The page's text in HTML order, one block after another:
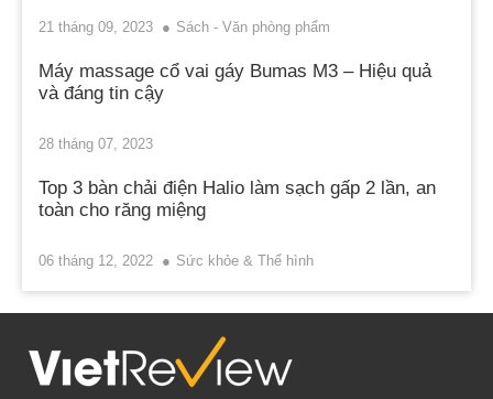
21 tháng 09, 2023 Sách - Văn phòng phẩm
Máy massage cổ vai gáy Bumas M3 – Hiệu quả
và đáng tin cậy
28 tháng 07, 2023
Top 3 bàn chải điện Halio làm sạch gấp 2 lần, an
toàn cho răng miệng
06 tháng 12, 2022 Sức khỏe & Thể hình